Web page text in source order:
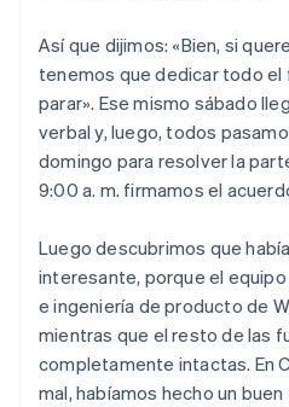
Así que dijimos: «Bien, si
tenemos que dedicar todo el
parar». Ese mismo sábado
verbal y, luego, todos
domingo para resolver la
9:00 a. m. firmamos el
Luego descubrimos que
interesante, porque el
e ingeniería de producto de
mientras que el resto de las
completamente intactas. En
mal, habíamos hecho un